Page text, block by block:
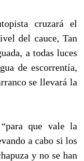
cruzará el
del cauce, Tan
a todas luces
de escorrentía,
se llevará la
que vale la
a cabo si los
y no se han